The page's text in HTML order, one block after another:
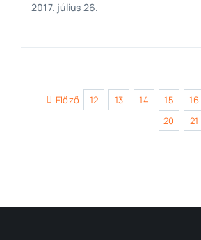
2017. július 26.
Előző 12 13 14 15 16
20
21